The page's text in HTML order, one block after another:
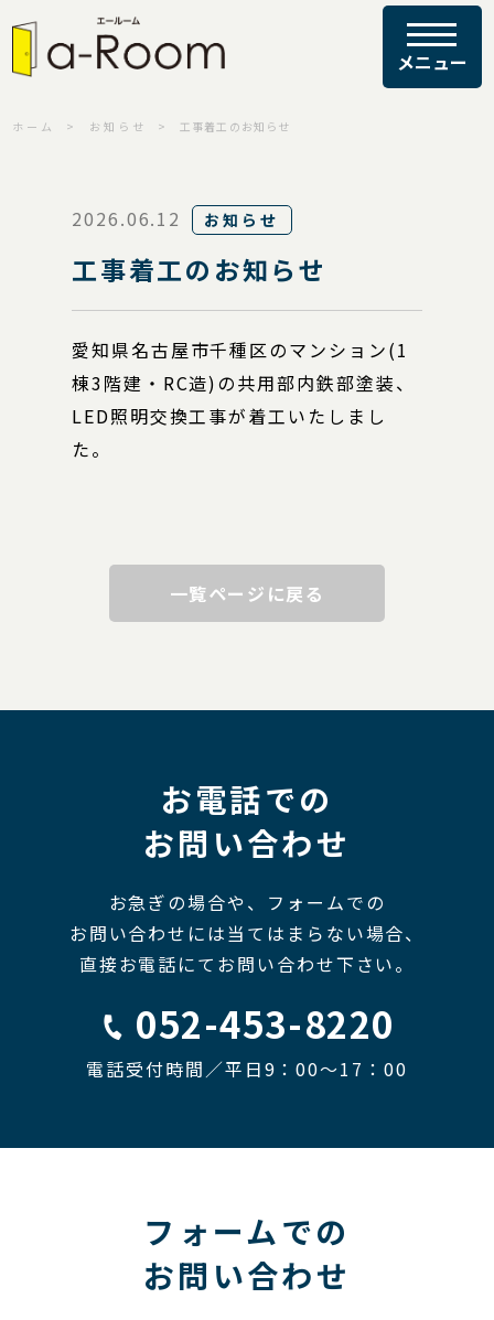
ホーム お知らせ 工事着工のお知らせ
2026.06.12 お知らせ
工事着工のお知らせ
愛知県名古屋市千種区のマンション(1
棟3階建・RC造)の共用部内鉄部塗装、
LED照明交換工事が着工いたしまし
た。
一覧ページに戻る
お電話での
お問い合わせ
お急ぎの場合や、フォームでの
お問い合わせには当てはまらない場合、
直接お電話にてお問い合わせ下さい。
052-453-8220
電話受付時間／平日9：00〜17：00
フォームでの
お問い合わせ